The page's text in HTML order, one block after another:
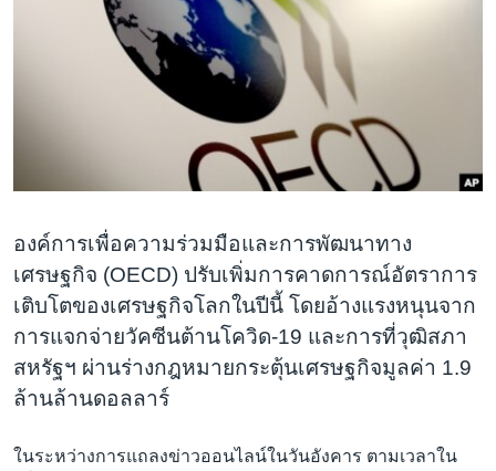
ตรวจสอบข่าว
เรียนรู้ภาษาอังกฤษ
เลือกภาษา
องค์การเพื่อความร่วมมือและการพัฒนาทาง
เศรษฐกิจ (OECD) ปรับเพิ่มการคาดการณ์อัตราการ
เติบโตของเศรษฐกิจโลกในปีนี้ โดยอ้างแรงหนุนจาก
การแจกจ่ายวัคซีนต้านโควิด-19 และการที่วุฒิสภา
สหรัฐฯ ผ่านร่างกฎหมายกระตุ้นเศรษฐกิจมูลค่า 1.9
ล้านล้านดอลลาร์
ในระหว่างการแถลงข่าวออนไลน์ในวันอังคาร ตามเวลาใน